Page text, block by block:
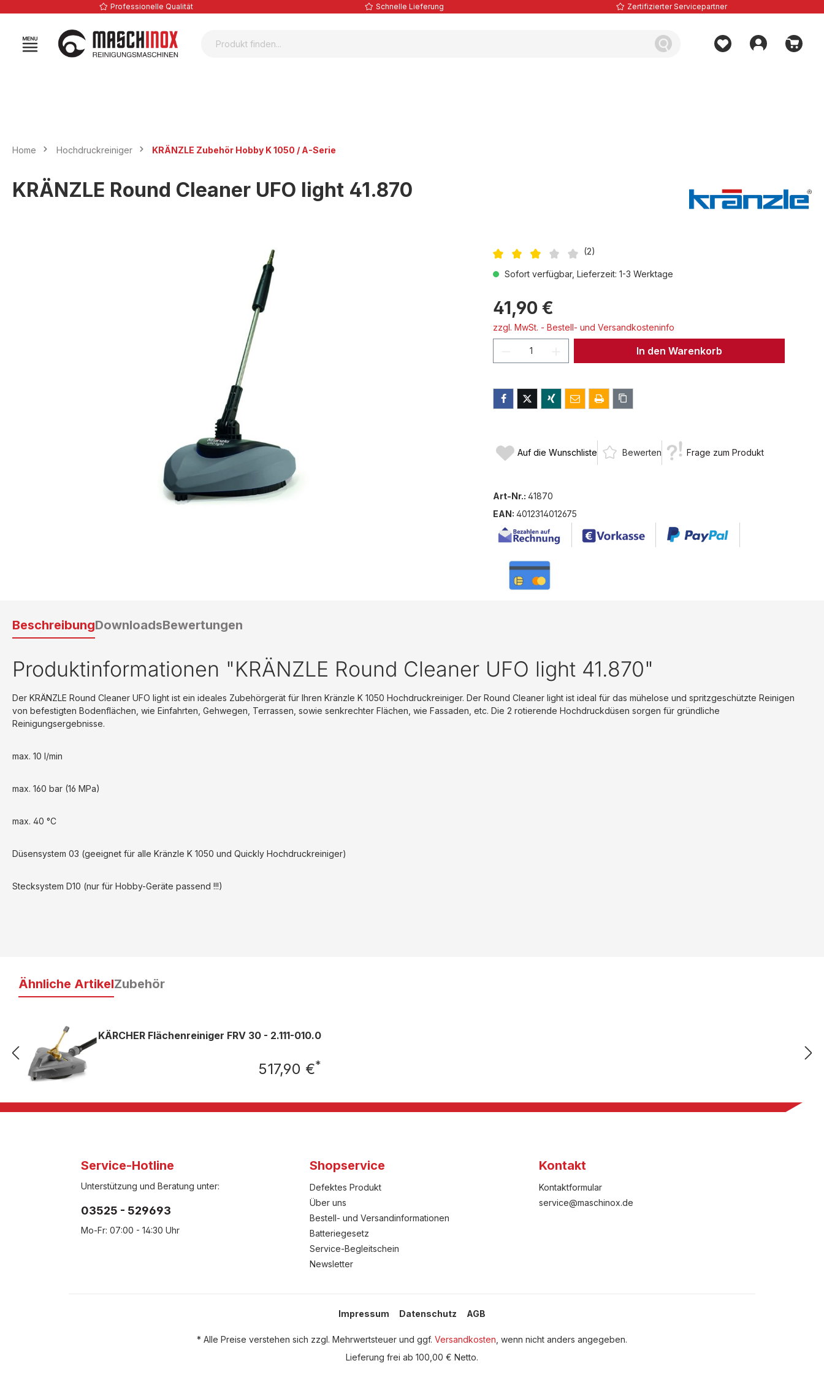
Zur Hauptnavigation springen
Professionelle Qualität Schnelle Lieferung Zertifizierter Servicepartner
Home Hochdruckreiniger KRÄNZLE Zubehör Hobby K 1050 / A-Serie
KRÄNZLE Round Cleaner UFO light 41.870
(2)
Sofort verfügbar, Lieferzeit: 1-3 Werktage
41,90 €
zzgl. MwSt. - Bestell- und Versandkosteninfo
Produkt Anzahl: Gib den gewünschten Wert
In den Warenkorb
Auf die Wunschliste Bewerten Frage zum Produkt
Art-Nr.: 41870
EAN: 4012314012675
BeschreibungDownloadsBewertungen
Produktinformationen "KRÄNZLE Round Cleaner UFO light 41.870"
Der KRÄNZLE Round Cleaner UFO light ist ein ideales Zubehörgerät für Ihren Kränzle K 1050 Hochdruckreiniger. Der Round Cleaner light ist ideal für das mühelose und spritzgeschützte Reinigen
von befestigten Bodenflächen, wie Einfahrten, Gehwegen, Terrassen, sowie senkrechter Flächen, wie Fassaden, etc. Die 2 rotierende Hochdruckdüsen sorgen für gründliche
Reinigungsergebnisse.
max. 10 l/min
max. 160 bar (16 MPa)
max. 40 °C
Düsensystem 03 (geeignet für alle Kränzle K 1050 und Quickly Hochdruckreiniger)
Stecksystem D10 (nur für Hobby-Geräte passend !!!)
Ähnliche ArtikelZubehör
KÄRCHER Flächenreiniger FRV 30 - 2.111-010.0
Regulärer Preis:
517,90 €*
Service-Hotline
Unterstützung und Beratung unter:
03525 - 529693
Mo-Fr: 07:00 - 14:30 Uhr
Shopservice
Defektes Produkt
Über uns
Bestell- und Versandinformationen
Batteriegesetz
Service-Begleitschein
Newsletter
Kontakt
Kontaktformular
service@maschinox.de
Impressum Datenschutz AGB
* Alle Preise verstehen sich zzgl. Mehrwertsteuer und ggf. Versandkosten , wenn nicht anders angegeben.
Lieferung frei ab 100,00 € Netto.